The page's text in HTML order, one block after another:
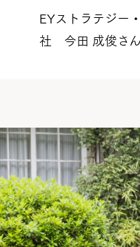
EYストラテジー
社 今田 成俊さ